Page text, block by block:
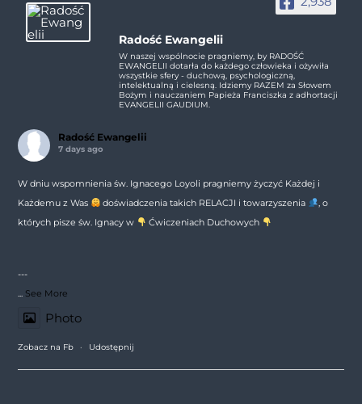
Radość Ewangelii
W naszej wspólnocie pragniemy, by RADOŚĆ
EWANGELII dotarła do każdego człowieka i ożywiła
wszystkie sfery - duchową, psychologiczną,
intelektualną i cielesną. Idziemy RAZEM za Słowem
Bożym i nauczaniem Papieża Franciszka z adhortacji
EVANGELII GAUDIUM.
Radość Ewangelii
7 days ago
W dniu wspomnienia św. Ignacego Loyoli pragniemy życzyć Każdej i
Każdemu z Was
doświadczenia takich RELACJI i towarzyszenia
, o
których pisze św. Ignacy w
Ćwiczeniach Duchowych
---
See More
Photo
Zobacz na Fb · Udostępnij